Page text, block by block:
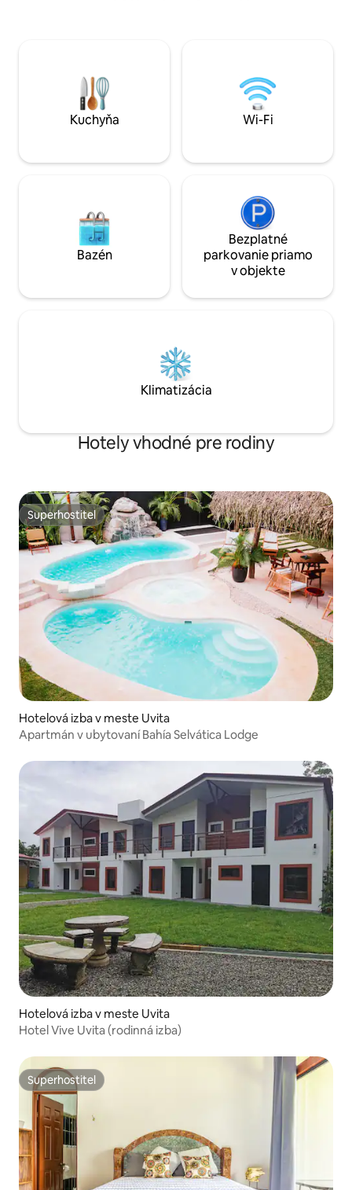
minichladničku a priestrannú kúpeľňu.
že môžete
na nohách v
Kuchyňa Wi-Fi
Bazén
Bezplatné
parkovanie priamo
v objekte
Klimatizácia
Hotely vhodné pre rodiny
Superhostiteľ
Superhostiteľ
Hotelová izba v meste Uvita
Apartmán v ubytovaní Bahía Selvática Lodge
Hotelová izba v meste Uvita
Hotel Vive Uvita (rodinná izba)
Superhostiteľ
Superhostiteľ